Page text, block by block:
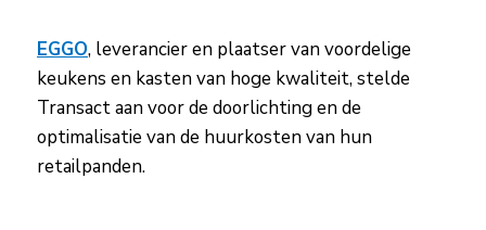
EGGO, leverancier en plaatser van voordelige
keukens en kasten van hoge kwaliteit, stelde
Transact aan voor de doorlichting en de
optimalisatie van de huurkosten van hun
retailpanden.